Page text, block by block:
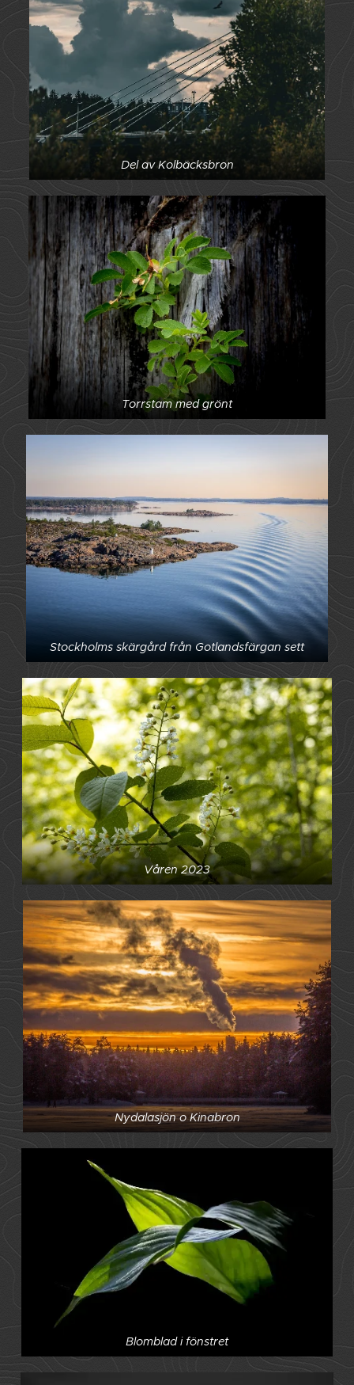
Del av Kolbäcksbron
Torrstam med grönt
Stockholms skärgård från Gotlandsfärgan sett
Våren 2023
Nydalasjön o Kinabron
Blomblad i fönstret